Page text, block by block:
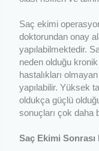
Saç ekimi
doktorundan onay
yapılabilmektedir.
neden olduğu kronik
hastalıkları
yapılabilir. Yüksek
oldukça güçlü
sonuçları çok daha
Saç Ekimi Sonrası